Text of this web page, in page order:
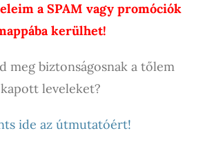
a SPAM vagy promóciók
kerülhet!
meg biztonságosnak a tőlem
kapott leveleket?
ide az útmutatóért!